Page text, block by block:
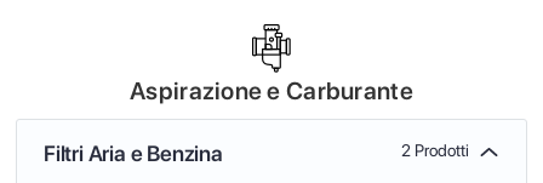
Aspirazione e Carburante
Filtri Aria e Benzina 2 Prodotti